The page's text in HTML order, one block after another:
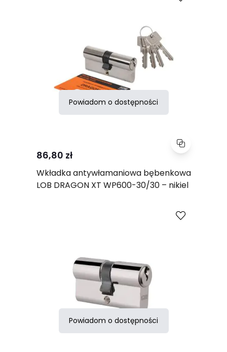
Powiadom o dostępności
86,80 zł
Wkładka antywłamaniowa bębenkowa
LOB DRAGON XT WP600-30/30 – nikiel
Powiadom o dostępności